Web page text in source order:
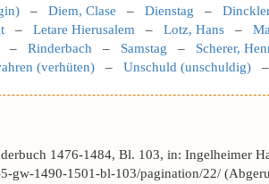
– Diem, Clase – Dienstag –
– Letare Hierusalem – Lotz, Hans –
– Rinderbach – Samstag – Scherer,
(verhüten) – Unschuld (unschuldig)
1476-1484, Bl. 103, in: Ingelheimer
gw-1490-1501-bl-103/pagination/22/